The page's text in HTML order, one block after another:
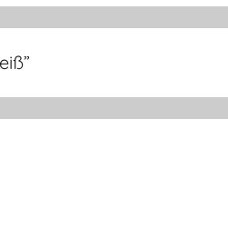
”